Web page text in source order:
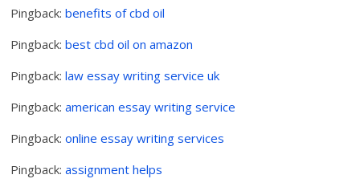
Pingback:benefits of cbd oil
Pingback:best cbd oil on amazon
Pingback:law essay writing service uk
Pingback:american essay writing service
Pingback:online essay writing services
Pingback:assignment helps